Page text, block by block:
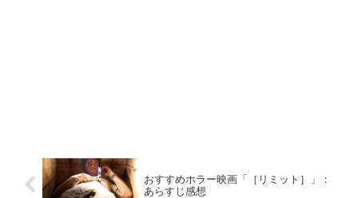
おすすめホラー映画「［リミット］」：
あらすじ感想